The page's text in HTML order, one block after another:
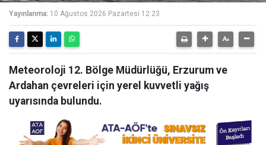
Yayınlanma: 10 Ağustos 2026 Pazartesi 12:23
Meteoroloji 12. Bölge Müdürlüğü, Erzurum ve
Ardahan çevreleri için yerel kuvvetli yağış
uyarısında bulundu.